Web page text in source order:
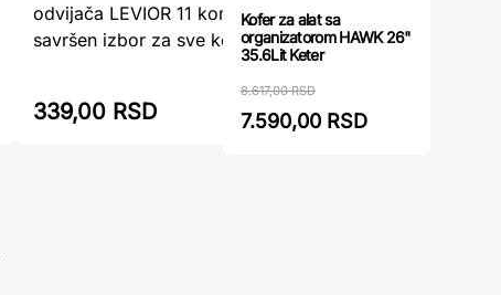
odvijača LEVIOR 11 komada predstavlja
savršen izbor za sve koji zahtev ...
339,00 RSD
Kofer za alat sa
organizatorom HAWK 26"
35.6Lit Keter
8.617,00 RSD
7.590,00 RSD